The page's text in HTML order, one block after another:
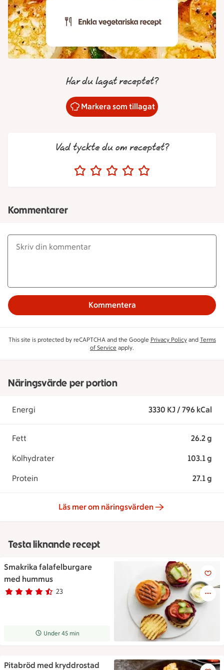
Har du lagat receptet?
Markera som tillagat
Vad tyckte du om receptet?
Kommentarer
Kommentera
This site is protected by reCAPTCHA and the Google Privacy Policyand Terms
of Service apply.
Näringsvärde per portion
Energi 3330 KJ / 796 kCal
Fett 26.2 g
Kolhydrater 103.1 g
Protein 27.1 g
Läs mer om näringsvärden
Testa liknande recept
Smakrika falafelburgare
med hummus
Betyg 4.7 av 5. 23
23 personer har röstat
Receptet tar Under 45 min att tillaga
Under 45 min
Smakrika falafelburgare med
Pitabröd med kryddrostad Pitabröd med kryddrostad